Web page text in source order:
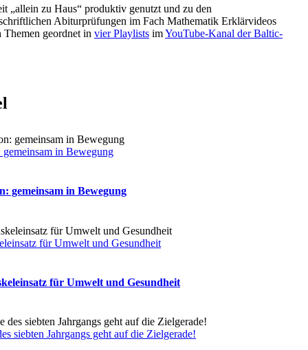
„allein zu Haus“ produktiv genutzt und zu den
Abiturprüfungen im Fach Mathematik Erklärvideos
Themen geordnet in vier Playlists imYouTube-Kanal der Baltic-
in Bewegung
gemeinsam in Bewegung
für Umwelt und Gesundheit
für Umwelt und Gesundheit
siebten Jahrgangs geht auf die Zielgerade!